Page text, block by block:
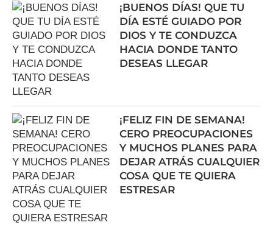
¡BUENOS DÍAS! QUE TU
DÍA ESTÉ GUIADO POR
DIOS Y TE CONDUZCA
HACIA DONDE TANTO
DESEAS LLEGAR
¡FELIZ FIN DE SEMANA!
CERO PREOCUPACIONES
Y MUCHOS PLANES PARA
DEJAR ATRÁS CUALQUIER
COSA QUE TE QUIERA
ESTRESAR